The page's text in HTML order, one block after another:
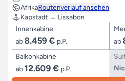
AfrikaRoutenverlauf ansehen
Kapstadt → Lissabon
Innenkabine
ab8.459 € p.P.
ab
Balkonkabine
ab12.609 € p.P.